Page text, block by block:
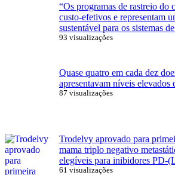
“Os programas de rastreio do
custo-efetivos e representam
sustentável para os sistemas
93 visualizações
Quase quatro em cada dez
apresentavam níveis elevados
87 visualizações
Trodelvy aprovado para
mama triplo negativo
elegíveis para inibidores PD-
61 visualizações